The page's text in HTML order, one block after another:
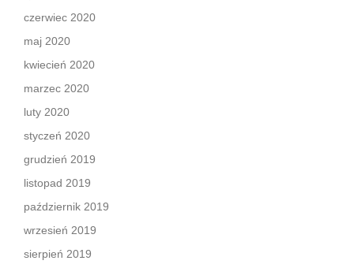
czerwiec 2020
maj 2020
kwiecień 2020
marzec 2020
luty 2020
styczeń 2020
grudzień 2019
listopad 2019
październik 2019
wrzesień 2019
sierpień 2019